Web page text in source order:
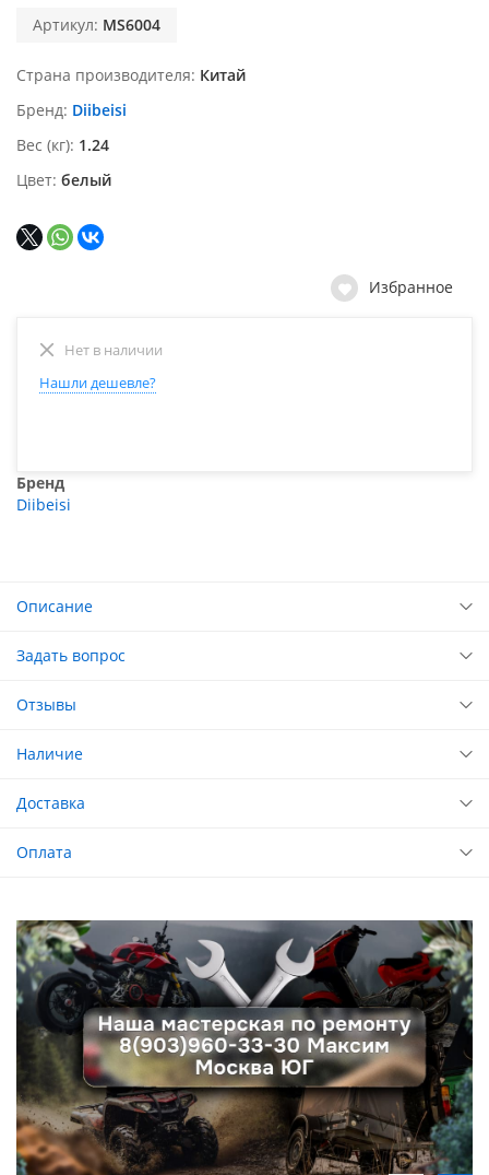
Артикул: MS6004
Страна производителя Китай
Бренд Diibeisi
Вес (кг) 1.24
Цвет белый
Избранное
Нет в наличии
Нашли дешевле?
Бренд
Diibeisi
Описание
Задать вопрос
Отзывы
Наличие
Доставка
Оплата